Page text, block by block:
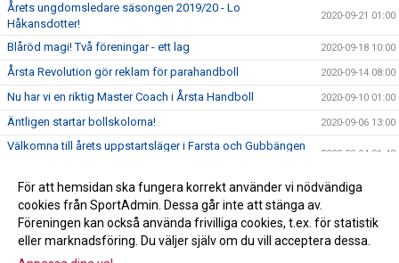
Årets ungdomsledare säsongen 2019/20 - Lo
Håkansdotter!
2020-09-21 01:00
Blåröd magi! Två föreningar - ett lag 2020-09-18 10:00
Årsta Revolution gör reklam för parahandboll 2020-09-14 08:00
Nu har vi en riktig Master Coach i Årsta Handboll 2020-09-10 01:00
Äntligen startar bollskolorna! 2020-09-06 13:00
Välkomna till årets uppstartsläger i Farsta och Gubbängen
2020-09-04 21:43
Välkomna till Årsmöte den 24 september 2020-09-01 23:11
SOMMARAKTIVITETR PÅ SKARPNÄCKSFÄLTET! 2020-06-26 16:39
För att hemsidan ska fungera korrekt använder vi nödvändiga
cookies från SportAdmin. Dessa går inte att stänga av.
Föreningen kan också använda frivilliga cookies, t.ex. för statistik
eller marknadsföring. Du väljer själv om du vill acceptera dessa.